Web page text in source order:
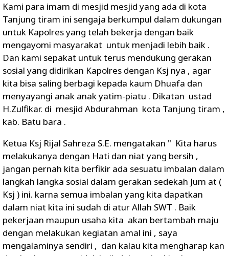
Kami para imam di mesjid mesjid yang ada di kota
Tanjung tiram ini sengaja berkumpul dalam dukungan
untuk Kapolres yang telah bekerja dengan baik
mengayomi masyarakat untuk menjadi lebih baik .
Dan kami sepakat untuk terus mendukung gerakan
sosial yang didirikan Kapolres dengan Ksj nya , agar
kita bisa saling berbagi kepada kaum Dhuafa dan
menyayangi anak anak yatim-piatu . Dikatan ustad
H.Zulfikar. di mesjid Abdurahman kota Tanjung tiram ,
kab. Batu bara .
Ketua Ksj Rijal Sahreza S.E. mengatakan " Kita harus
melakukanya dengan Hati dan niat yang bersih ,
jangan pernah kita berfikir ada sesuatu imbalan dalam
langkah langka sosial dalam gerakan sedekah Jum at (
Ksj ) ini. karna semua imbalan yang kita dapatkan
dalam niat kita ini sudah di atur Allah SWT . Baik
pekerjaan maupun usaha kita akan bertambah maju
dengan melakukan kegiatan amal ini , saya
mengalaminya sendiri , dan kalau kita mengharap kan